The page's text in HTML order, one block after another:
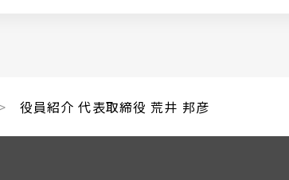
役員紹介 代表取締役 荒井 邦彦